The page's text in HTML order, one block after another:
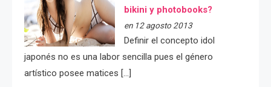
bikini y photobooks?
en 12 agosto 2013
Definir el concepto idol
japonés no es una labor sencilla pues el género
artístico posee matices […]